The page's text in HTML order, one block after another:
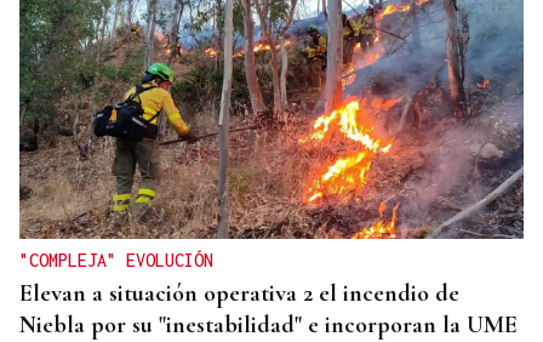
"COMPLEJA" EVOLUCIÓN
Elevan a situación operativa 2 el incendio de
Niebla por su "inestabilidad" e incorporan la UME